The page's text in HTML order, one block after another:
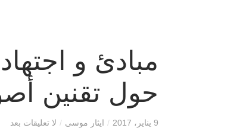
مبادئ و
حول تقنين
9 يناير، 2017 / ايثار موسى / لا تعليقات بعد